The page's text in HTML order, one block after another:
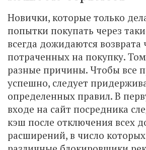
Новички, которые только
попытки покупать через
всегда дожидаются возврата
потраченных на покупку.
разные причины. Чтобы все
успешно, следует
определенных правил. В
входе на сайт посредника
кэш после отключения всех
расширений, в число